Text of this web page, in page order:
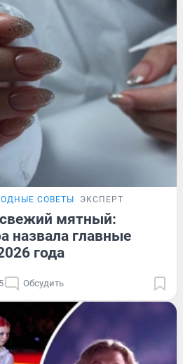
СОВЕТЫ ЭКСПЕРТ
свежий мятный:
назвала главные
года
Обсудить